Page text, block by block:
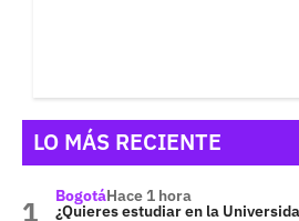
LO MÁS RECIENTE
BogotáHace 1 hora
¿Quieres estudiar en la